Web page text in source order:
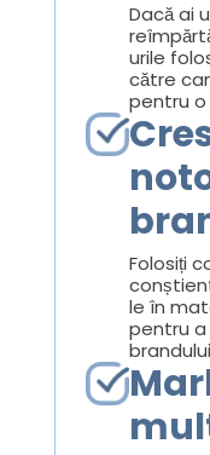
Dacă ai
urile
către
pentru o
Folosiți
le în
pentru